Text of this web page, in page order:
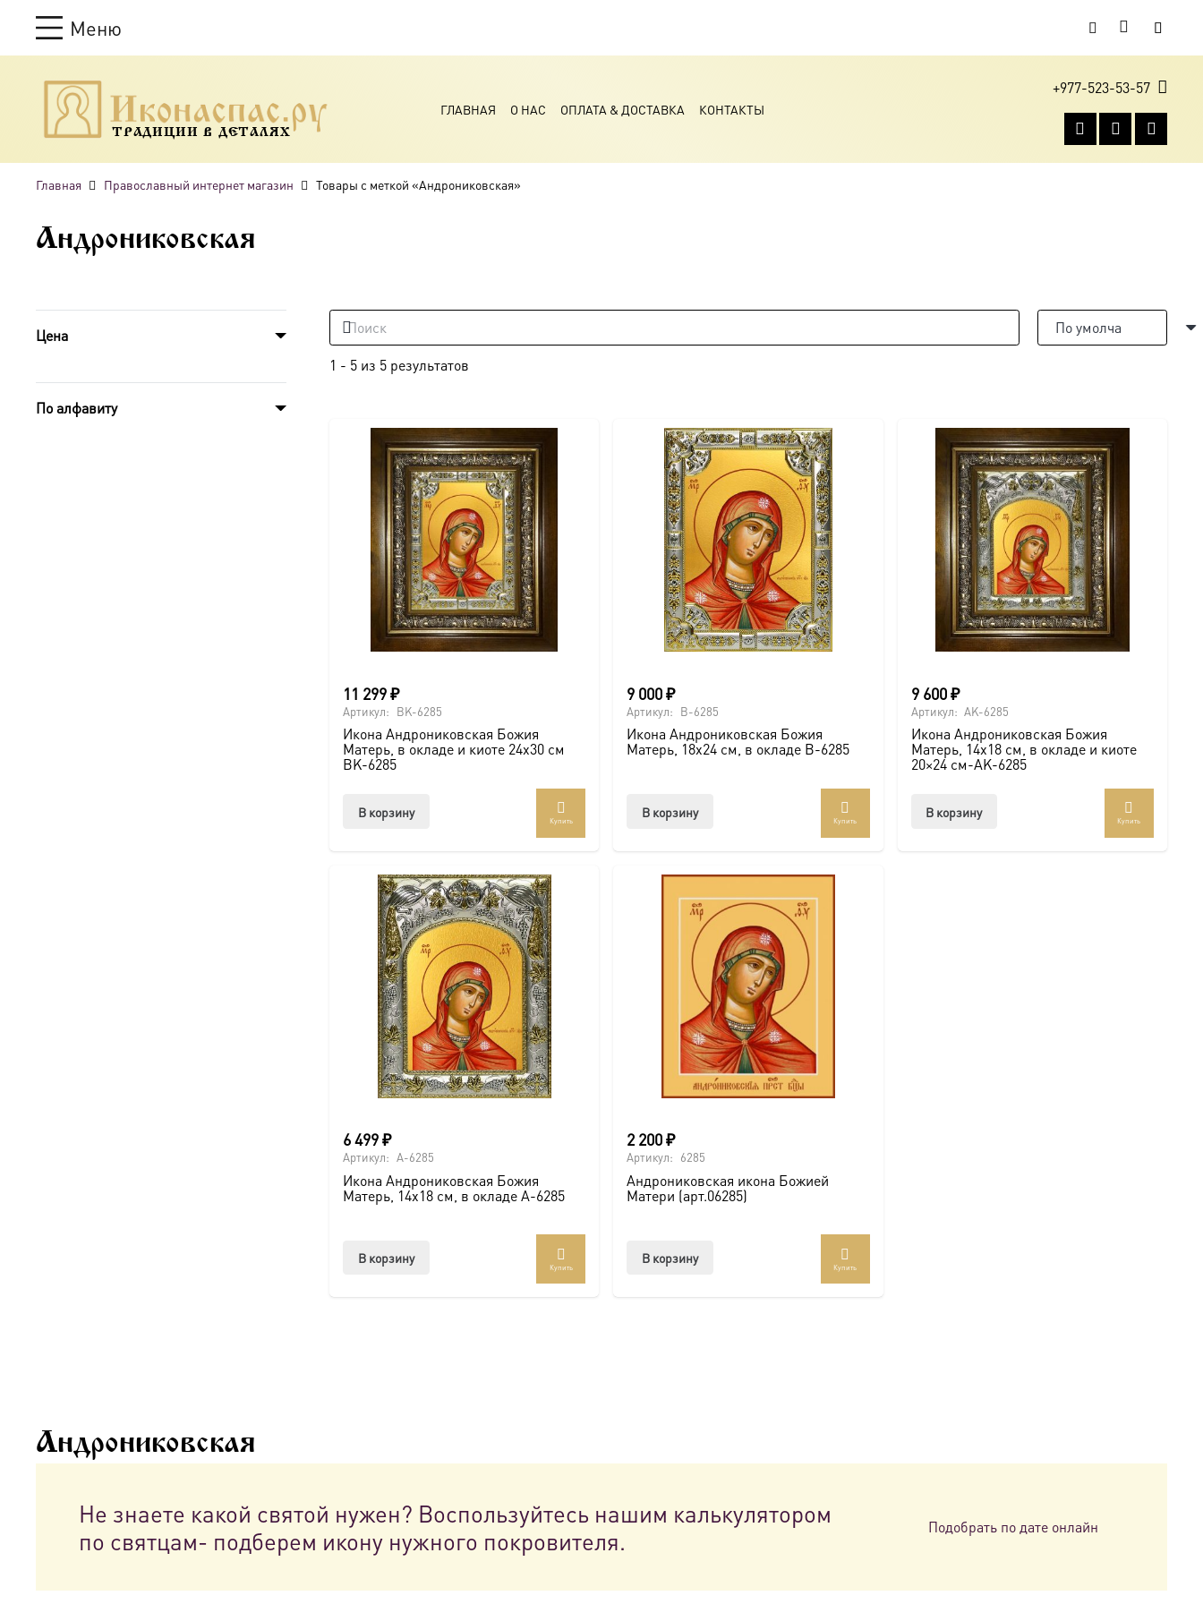
Меню
ТРАДИЦИИ В ДЕТАЛЯХ
ГЛАВНАЯ О НАС ОПЛАТА & ДОСТАВКА КОНТАКТЫ
+977-523-53-57
Главная Православный интернет магазин Товары с меткой «Андрониковская»
Андрониковская
Цена
По алфавиту
1 - 5 из 5 результатов
11 299₽
Артикул: BK-6285
Икона Андрониковская Божия
Матерь, в окладе и киоте 24х30 см
BK-6285
В корзину
Купить
9 000₽
Артикул: B-6285
Икона Андрониковская Божия
Матерь, 18х24 см, в окладе B-6285
В корзину
Купить
9 600₽
Артикул: AK-6285
Икона Андрониковская Божия
Матерь, 14х18 см, в окладе и киоте
20×24 см-AK-6285
В корзину
Купить
6 499₽
Артикул: A-6285
Икона Андрониковская Божия
Матерь, 14х18 см, в окладе A-6285
В корзину
Купить
2 200₽
Артикул: 6285
Андрониковская икона Божией
Матери (арт.06285)
В корзину
Купить
Андрониковская
Не знаете какой святой нужен? Воспользуйтесь нашим калькулятором
по святцам- подберем икону нужного покровителя.
Подобрать по дате онлайн